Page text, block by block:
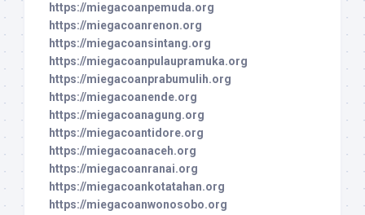
https://miegacoanpemuda.org
https://miegacoanrenon.org
https://miegacoansintang.org
https://miegacoanpulaupramuka.org
https://miegacoanprabumulih.org
https://miegacoanende.org
https://miegacoanagung.org
https://miegacoantidore.org
https://miegacoanaceh.org
https://miegacoanranai.org
https://miegacoankotatahan.org
https://miegacoanwonosobo.org